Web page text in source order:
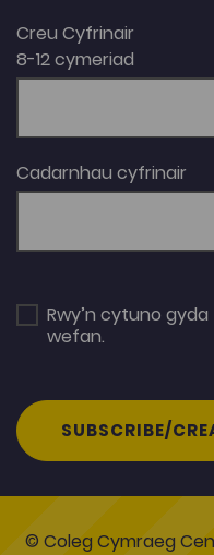
Creu Cyfrinair
8-12 cymeriad
Cadarnhau cyfrinair
Rwy’n cytuno gyda
wefan.
SUBSCRIBE/
© Coleg Cymraeg